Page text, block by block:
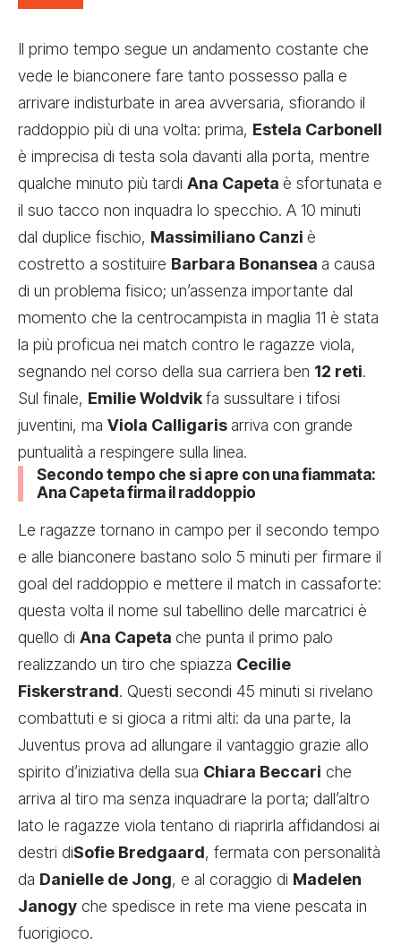
Il primo tempo segue un andamento costante che
vede le bianconere fare tanto possesso palla e
arrivare indisturbate in area avversaria, sfiorando il
raddoppio più di una volta: prima, Estela Carbonell
è imprecisa di testa sola davanti alla porta, mentre
qualche minuto più tardi Ana Capeta è sfortunata e
il suo tacco non inquadra lo specchio. A 10 minuti
dal duplice fischio, Massimiliano Canzi è
costretto a sostituire Barbara Bonansea a causa
di un problema fisico; un’assenza importante dal
momento che la centrocampista in maglia 11 è stata
la più proficua nei match contro le ragazze viola,
segnando nel corso della sua carriera ben 12 reti.
Sul finale, Emilie Woldvikfa sussultare i tifosi
juventini, ma Viola Calligaris arriva con grande
puntualità a respingere sulla linea.
Secondo tempo che si apre con una fiammata:
Ana Capeta firma il raddoppio
Le ragazze tornano in campo per il secondo tempo
e alle bianconere bastano solo 5 minuti per firmare il
goal del raddoppio e mettere il match in cassaforte:
questa volta il nome sul tabellino delle marcatrici è
quello di Ana Capeta che punta il primo palo
realizzando un tiro che spiazza Cecilie
Fiskerstrand. Questi secondi 45 minuti si rivelano
combattuti e si gioca a ritmi alti: da una parte, la
Juventus prova ad allungare il vantaggio grazie allo
spirito d’iniziativa della sua Chiara Beccari che
arriva al tiro ma senza inquadrare la porta; dall’altro
lato le ragazze viola tentano di riaprirla affidandosi ai
destri diSofie Bredgaard, fermata con personalità
da Danielle de Jong, e al coraggio di Madelen
Janogy che spedisce in rete ma viene pescata in
fuorigioco.